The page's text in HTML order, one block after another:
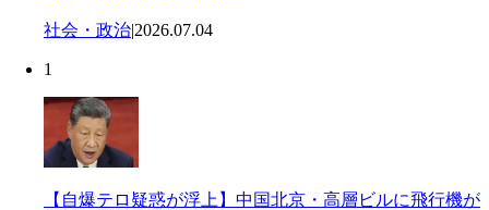
社会・政治|2026.07.04
1
【自爆テロ疑惑が浮上】中国北京・高層ビルに飛行機が